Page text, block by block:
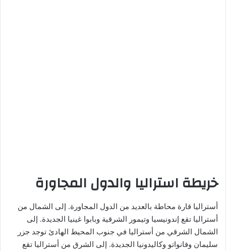
خريطة استراليا والدول المجاورة
أستراليا قارة محاطة بالعديد من الدول المجاورة. إلى الشمال من
أستراليا تقع إندونيسيا وتيمور الشرقية وبابوا غينيا الجديدة. إلى
الشمال الشرقي من أستراليا في جنوب المحيط الهادئ توجد جزر
سليمان وفانواتو وكاليدونيا الجديدة. إلى الشرق من أستراليا تقع